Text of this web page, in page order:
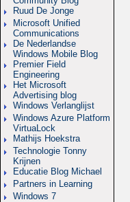
Ruud De Jonge
Microsoft Unified
Communications
De Nederlandse
Windows Mobile Blog
Premier Field
Engineering
Het Microsoft
Advertising blog
Windows Verlanglijst
Windows Azure Platform
VirtuaLock
Mathijs Hoekstra
Technologie Tonny
Krijnen
Educatie Blog Michael
Partners in Learning
Windows 7